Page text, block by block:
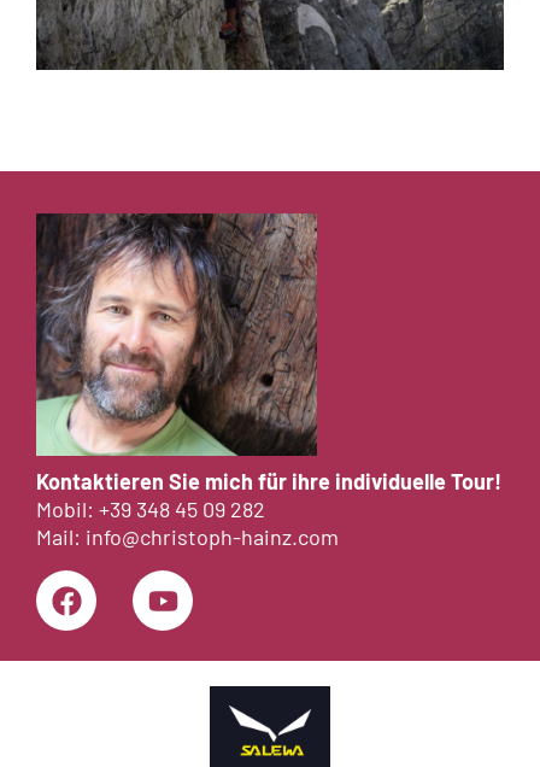
Kontaktieren Sie mich für ihre individuelle Tour!
Mobil: +39 348 45 09 282
Mail: info@christoph-hainz.com